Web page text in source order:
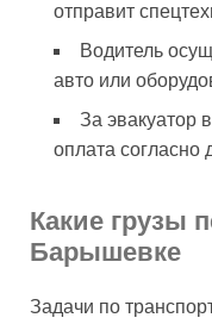
отправит
Водитель
авто или
За эвакуатор
оплата согласно
Какие грузы
Барышевке
Задачи по